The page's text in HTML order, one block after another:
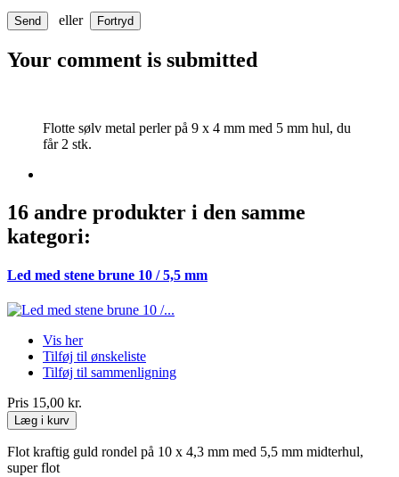
Send eller Fortryd
Your comment is submitted
Flotte sølv metal perler på 9 x 4 mm med 5 mm hul, du
får 2 stk.
16 andre produkter i den samme
kategori:
Led med stene brune 10 / 5,5 mm
Vis her
Tilføj til ønskeliste
Tilføj til sammenligning
Pris 15,00 kr.
Læg i kurv
Flot kraftig guld rondel på 10 x 4,3 mm med 5,5 mm midterhul,
super flot